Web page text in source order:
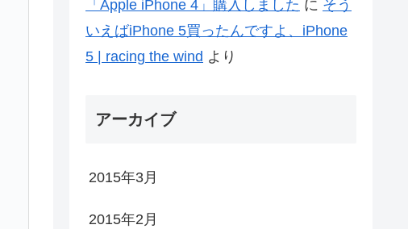
「Apple iPhone 4」購入しました に そう
いえばiPhone 5買ったんですよ、iPhone
5 | racing the wind より
アーカイブ
2015年3月
2015年2月